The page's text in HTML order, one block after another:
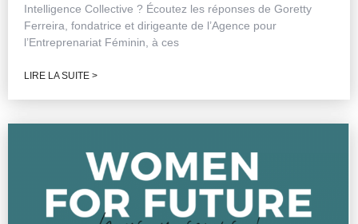
Intelligence Collective ? Écoutez les réponses de Goretty
Ferreira, fondatrice et dirigeante de l’Agence pour
l’Entreprenariat Féminin, à ces
LIRE LA SUITE >